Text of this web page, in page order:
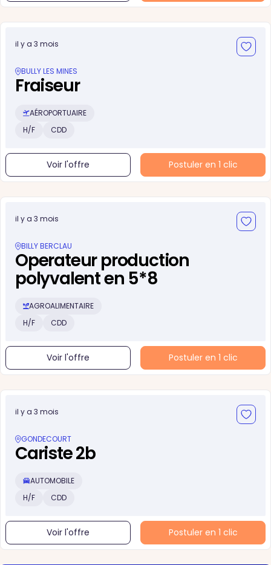
il y a 3 mois
BULLY LES MINES
Fraiseur
AÉROPORTUAIRE
H/F
CDD
Voir l'offre Postuler en 1 clic
il y a 3 mois
BILLY BERCLAU
Operateur production
polyvalent en 5*8
AGROALIMENTAIRE
H/F
CDD
Voir l'offre Postuler en 1 clic
il y a 3 mois
GONDECOURT
Cariste 2b
AUTOMOBILE
H/F
CDD
Voir l'offre Postuler en 1 clic